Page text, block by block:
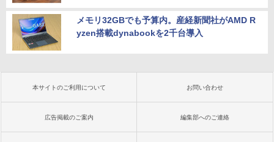
メモリ32GBでも予算内。産経新聞社がAMD R
yzen搭載dynabookを2千台導入
本サイトのご利用について お問い合わせ
広告掲載のご案内 編集部へのご連絡